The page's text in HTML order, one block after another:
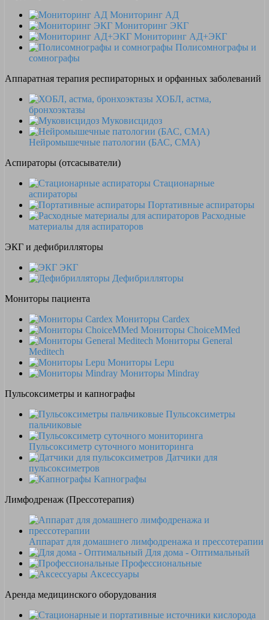
Мониторинг АД
Мониторинг ЭКГ
Мониторинг АД+ЭКГ
Полисомнографы и
сомнографы
Аппаратная терапия респираторных и орфанных заболеваний
ХОБЛ, астма,
бронхоэктазы
Муковисцидоз
Нейромышечные патологии (БАС, СМА)
Аспираторы (отсасыватели)
Стационарные
аспираторы
Портативные аспираторы
Расходные
материалы для аспираторов
ЭКГ и дефибрилляторы
ЭКГ
Дефибрилляторы
Мониторы пациента
Мониторы Cardex
Мониторы ChoiceMMed
Мониторы General
Meditech
Мониторы Lepu
Мониторы Mindray
Пульсоксиметры и капнографы
Пульсоксиметры
пальчиковые
Пульсоксиметр суточного мониторинга
Датчики для
пульсоксиметров
Kапнографы
Лимфодренаж (Прессотерапия)
Аппарат для домашнего лимфодренажа и прессотерапии
Для дома - Оптимальный
Профессиональные
Аксессуары
Аренда медицинского оборудования